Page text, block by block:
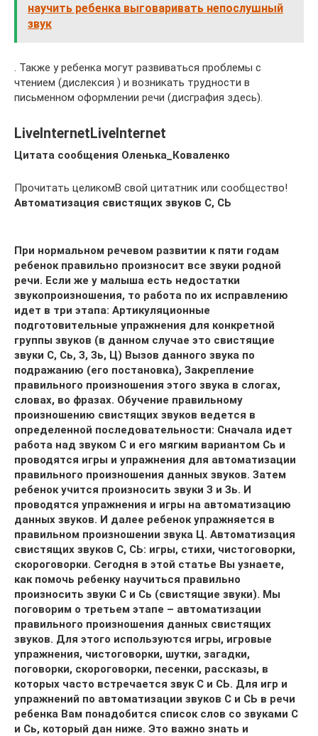
научить ребенка выговаривать непослушный
звук
. Также у ребенка могут развиваться проблемы с
чтением (дислексия ) и возникать трудности в
письменном оформлении речи (дисграфия здесь).
LiveInternetLiveInternet
Цитата сообщения Оленька_Коваленко
Прочитать целикомВ свой цитатник или сообщество!
Автоматизация свистящих звуков С, СЬ
При нормальном речевом развитии к пяти годам
ребенок правильно произносит все звуки родной
речи. Если же у малыша есть недостатки
звукопроизношения, то работа по их исправлению
идет в три этапа: Артикуляционные
подготовительные упражнения для конкретной
группы звуков (в данном случае это свистящие
звуки С, Сь, З, Зь, Ц) Вызов данного звука по
подражанию (его постановка), Закрепление
правильного произношения этого звука в слогах,
словах, во фразах. Обучение правильному
произношению свистящих звуков ведется в
определенной последовательности: Сначала идет
работа над звуком С и его мягким вариантом Сь и
проводятся игры и упражнения для автоматизации
правильного произношения данных звуков. Затем
ребенок учится произносить звуки З и Зь. И
проводятся упражнения и игры на автоматизацию
данных звуков. И далее ребенок упражняется в
правильном произношении звука Ц. Автоматизация
свистящих звуков С, СЬ: игры, стихи, чистоговорки,
скороговорки. Сегодня в этой статье Вы узнаете,
как помочь ребенку научиться правильно
произносить звуки С и Сь (свистящие звуки). Мы
поговорим о третьем этапе – автоматизации
правильного произношения данных свистящих
звуков. Для этого используются игры, игровые
упражнения, чистоговорки, шутки, загадки,
поговорки, скороговорки, песенки, рассказы, в
которых часто встречается звук С и СЬ. Для игр и
упражнений по автоматизации звуков С и СЬ в речи
ребенка Вам понадобится список слов со звуками С
и Сь, который дан ниже. Это важно знать и